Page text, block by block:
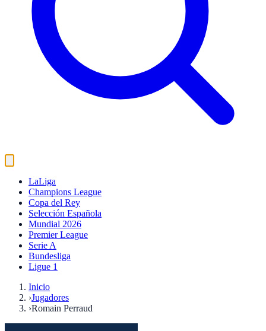
LaLiga
Champions League
Copa del Rey
Selección Española
Mundial 2026
Premier League
Serie A
Bundesliga
Ligue 1
Inicio
›Jugadores
›Romain Perraud